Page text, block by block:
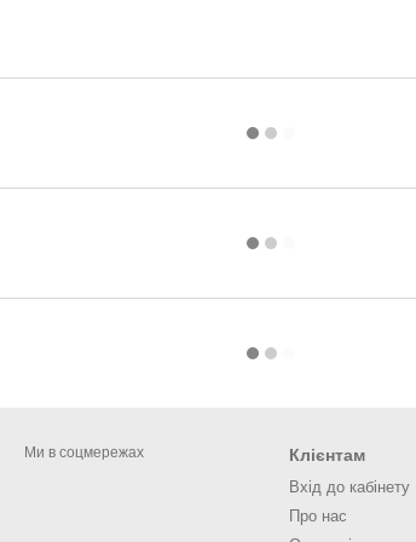
Ми в соцмережах Клієнтам
Вхід до кабінету
Про нас